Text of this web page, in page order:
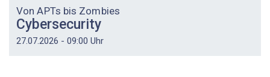
Von APTs bis Zombies
Cybersecurity
27.07.2026 - 09:00 Uhr